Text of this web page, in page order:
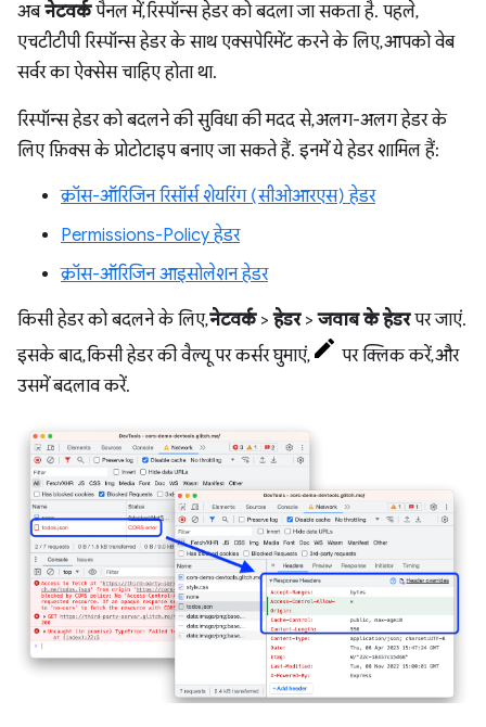
अबनेटवर्कपैनल में, रिस्पॉन्स हेडर को बदला जा सकता है. पहले,
एचटीटीपी रिस्पॉन्स हेडर के साथ एक्सपेरिमेंट करने के लिए, आपको वेब
सर्वर का ऐक्सेस चाहिए होता था.
रिस्पॉन्स हेडर को बदलने की सुविधा की मदद से, अलग-अलग हेडर के
लिए फ़िक्स के प्रोटोटाइप बनाए जा सकते हैं. इनमें ये हेडर शामिल हैं:
क्रॉस-ऑरिजिन रिसॉर्स शेयरिंग (सीओआरएस) हेडर
Permissions-Policy हेडर
क्रॉस-ऑरिजिन आइसोलेशन हेडर
किसी हेडर को बदलने के लिए,नेटवर्क>हेडर>जवाब के हेडरपर जाएं.
इसके बाद, किसी हेडर की वैल्यू पर कर्सर घुमाएं,
पर क्लिक करें, और
उसमें बदलाव करें.